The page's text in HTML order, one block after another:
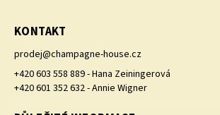
KONTAKT
prodej@champagne-house.cz
+420 603 558 889 - Hana Zeiningerová
+420 601 352 632 - Annie Wigner